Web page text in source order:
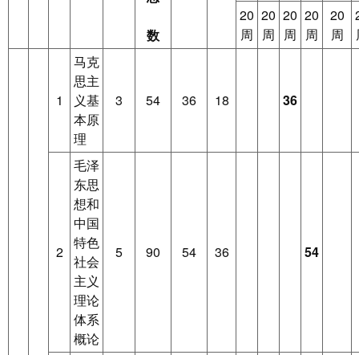
数
20
周
20
周
20
周
20
周
20
周
1
马克
思主
义基
本原
理
3 54 36 18 36
2
毛泽
东思
想和
中国
特色
社会
主义
理论
体系
概论
5 90 54 36 54